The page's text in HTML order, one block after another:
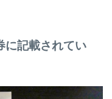
に記載されてい